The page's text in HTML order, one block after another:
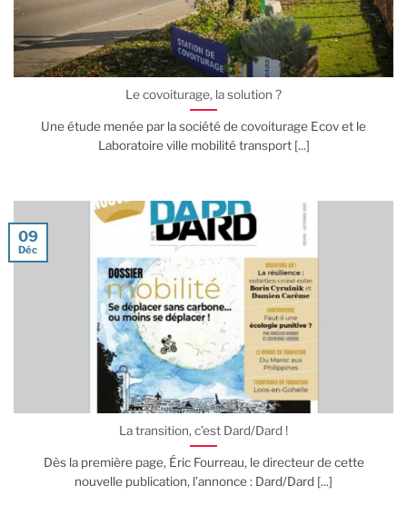
Le covoiturage, la solution ?
Une étude menée par la société de covoiturage Ecov et le
Laboratoire ville mobilité transport [...]
La transition, c’est Dard/Dard !
Dès la première page, Éric Fourreau, le directeur de cette
nouvelle publication, l’annonce : Dard/Dard [...]
09
Déc